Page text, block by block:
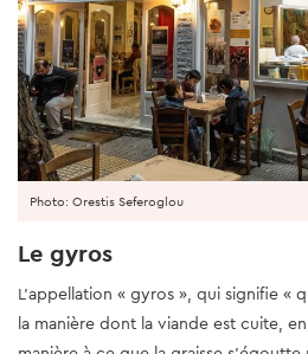
Photo: Orestis Seferoglou
Le gyros
L’appellation « gyros », qui signifie «
la manière dont la viande est cuite,